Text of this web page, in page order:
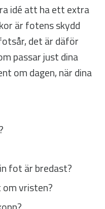
idé att ha ett extra
är fotens skydd
det är däför
passar just dina
om dagen, när dina
fot är bredast?
vristen?